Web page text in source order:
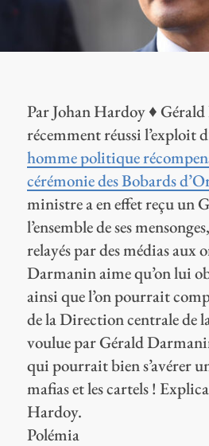
Par Johan Hardoy ♦
récemment réussi l’exploit
homme politique
cérémonie des Bobards
ministre a en effet reçu un
l’ensemble de ses
relayés par des médias aux
Darmanin aime qu’on lui
ainsi que l’on pourrait
de la Direction centrale de
voulue par Gérald
qui pourrait bien s’avérer
mafias et les cartels !
Hardoy.
Polémia